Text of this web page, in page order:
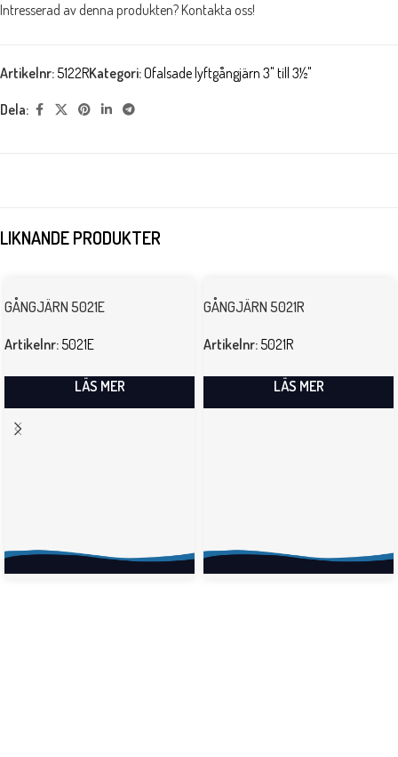
Intresserad av denna produkten? Kontakta oss!
Artikelnr: 5122RKategori:Ofalsade lyftgångjärn 3" till 3½"
Dela:
LIKNANDE PRODUKTER
GÅNGJÄRN 5021E
Artikelnr: 5021E
LÄS MER
GÅNGJÄRN 5021R
Artikelnr: 5021R
LÄS MER